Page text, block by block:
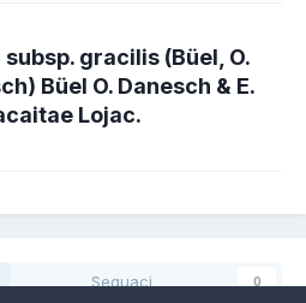
gracilis (Büel, O.
Büel O. Danesch & E.
Lojac.
Seguaci 0